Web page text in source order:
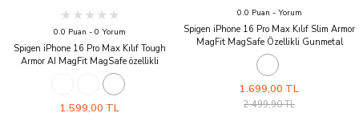
0.0 Puan - 0 Yorum
Spigen iPhone 16 Pro Max Kılıf Tough
Armor AI MagFit MagSafe özellikli
Kickstand Gunmetal
1.599,00 TL
0.0 Puan - Yorum
Spigen iPhone 16 Pro Max Kılıf Slim Armor
MagFit MagSafe Özellikli Gunmetal
1.699,00 TL
2.499,90 TL